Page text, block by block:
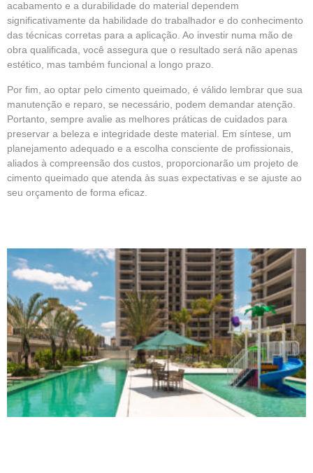
acabamento e a durabilidade do material dependem
significativamente da habilidade do trabalhador e do conhecimento
das técnicas corretas para a aplicação. Ao investir numa mão de
obra qualificada, você assegura que o resultado será não apenas
estético, mas também funcional a longo prazo.
Por fim, ao optar pelo cimento queimado, é válido lembrar que sua
manutenção e reparo, se necessário, podem demandar atenção.
Portanto, sempre avalie as melhores práticas de cuidados para
preservar a beleza e integridade deste material. Em síntese, um
planejamento adequado e a escolha consciente de profissionais,
aliados à compreensão dos custos, proporcionarão um projeto de
cimento queimado que atenda às suas expectativas e se ajuste ao
seu orçamento de forma eficaz.